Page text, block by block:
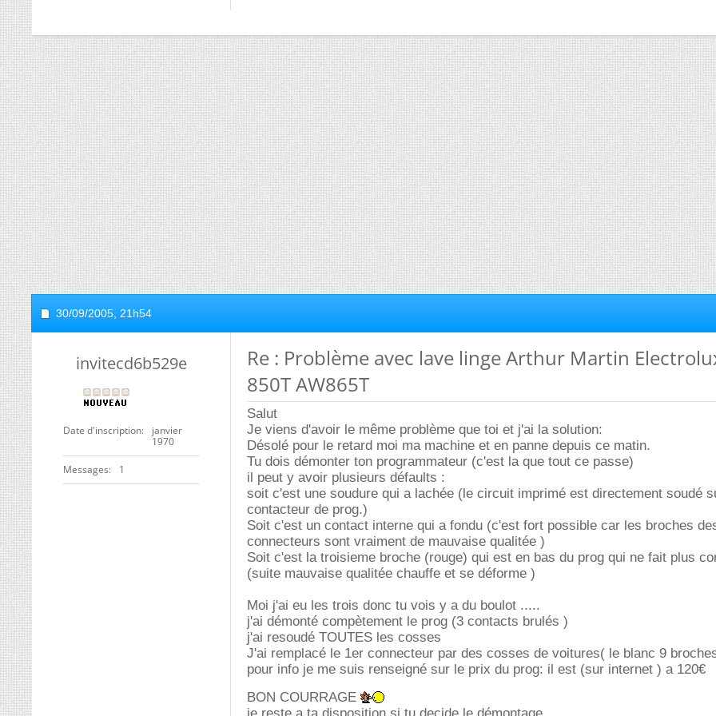
30/09/2005, 21h54
invitecd6b529e
Date d'inscription
janvier
1970
Messages 1
Re : Problème avec lave linge Arthur Martin
850T AW865T
Salut
Je viens d'avoir le même problème que toi et j'ai la solution:
Désolé pour le retard moi ma machine et en panne depuis ce matin.
Tu dois démonter ton programmateur (c'est la que tout ce passe)
il peut y avoir plusieurs défaults :
soit c'est une soudure qui a lachée (le circuit imprimé est directement soudé
contacteur de prog.)
Soit c'est un contact interne qui a fondu (c'est fort possible car les broches
connecteurs sont vraiment de mauvaise qualitée )
Soit c'est la troisieme broche (rouge) qui est en bas du prog qui ne fait plus
(suite mauvaise qualitée chauffe et se déforme )
Moi j'ai eu les trois donc tu vois y a du boulot .....
j'ai démonté compètement le prog (3 contacts brulés )
j'ai resoudé TOUTES les cosses
J'ai remplacé le 1er connecteur par des cosses de voitures( le blanc 9
pour info je me suis renseigné sur le prix du prog: il est (sur internet ) a 120
BON COURRAGE